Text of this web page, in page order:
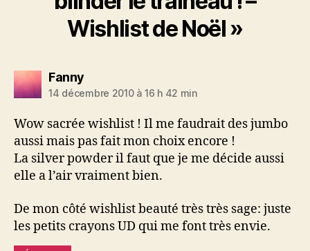
Wishlist de Noël »
Fannydit :
14 décembre 2010 à 16 h 42 min
Wow sacrée wishlist ! Il me faudrait des jumbo
aussi mais pas fait mon choix encore !
La silver powder il faut que je me décide aussi
elle a l’air vraiment bien.
De mon côté wishlist beauté très très sage: juste
les petits crayons UD qui me font très envie.